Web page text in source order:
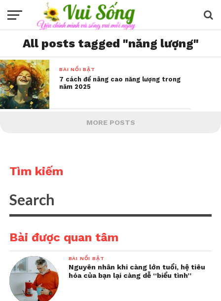
All posts tagged "năng lượng"
BÀI NỔI BẬT
7 cách để nâng cao năng lượng trong
năm 2025
MORE POSTS
Tìm kiếm
Bài được quan tâm
BÀI NỔI BẬT
Nguyên nhân khi càng lớn tuổi, hệ tiêu
hóa của bạn lại càng dễ “biểu tình”